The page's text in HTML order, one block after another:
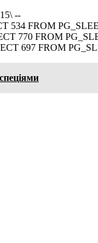
--
534 FROM
770 FROM
697 FROM